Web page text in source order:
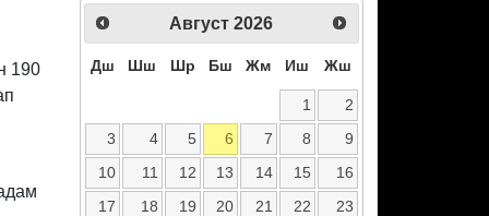
190
Август 2026
Дш Шш Шр Бш Жм Иш Жш
1
2
3
4 5 6 7 8
9
10
11 12 13 14 15
16
17
18 19 20 21 22
23